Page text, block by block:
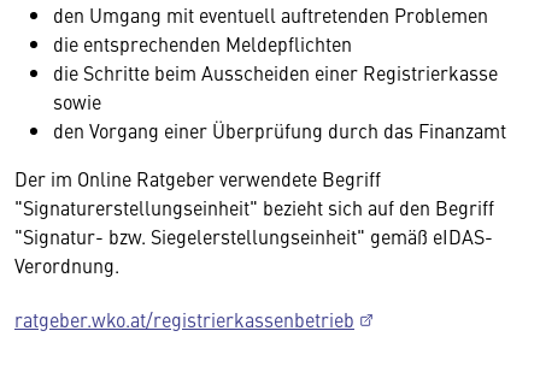
den Umgang mit eventuell auftretenden Problemen
die entsprechenden Meldepflichten
die Schritte beim Ausscheiden einer Registrierkasse
sowie
den Vorgang einer Überprüfung durch das Finanzamt
Der im Online Ratgeber verwendete Begriff
"Signaturerstellungseinheit" bezieht sich auf den Begriff
"Signatur- bzw. Siegelerstellungseinheit" gemäß eIDAS-
Verordnung.
ratgeber.wko.at/registrierkassenbetrieb